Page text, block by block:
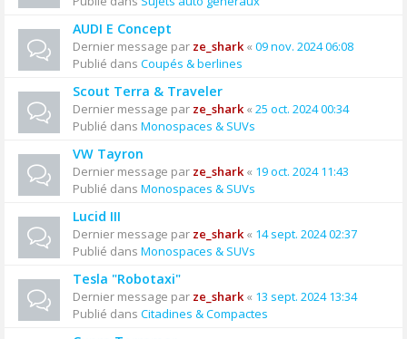
AUDI E Concept
Dernier message par ze_shark« 09 nov. 2024 06:08
Publié dans Coupés & berlines
Scout Terra & Traveler
Dernier message par ze_shark« 25 oct. 2024 00:34
Publié dans Monospaces & SUVs
VW Tayron
Dernier message par ze_shark« 19 oct. 2024 11:43
Publié dans Monospaces & SUVs
Lucid III
Dernier message par ze_shark« 14 sept. 2024 02:37
Publié dans Monospaces & SUVs
Tesla "Robotaxi"
Dernier message par ze_shark« 13 sept. 2024 13:34
Publié dans Citadines & Compactes